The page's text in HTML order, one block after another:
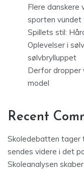
Flere danskere
sporten vundet
Spillets stil:
Oplevelser i
sølvbrylluppet
Derfor dropper
model
Recent
Skoledebatten tager
sendes videre i det
Skoleanalysen